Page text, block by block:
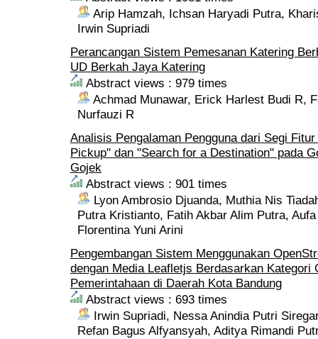
Arip Hamzah, Ichsan Haryadi Putra,
Irwin Supriadi
Perancangan Sistem Pemesanan Katering
UD Berkah Jaya Katering
Abstract views : 979 times
Achmad Munawar, Erick Harlest Budi R,
Nurfauzi R
Analisis Pengalaman Pengguna dari Segi
Pickup" dan "Search for a Destination" pada
Gojek
Abstract views : 901 times
Lyon Ambrosio Djuanda, Muthia Nis
Putra Kristianto, Fatih Akbar Alim Putra,
Florentina Yuni Arini
Pengembangan Sistem Menggunakan
dengan Media Leafletjs Berdasarkan Kategori
Pemerintahaan di Daerah Kota Bandung
Abstract views : 693 times
Irwin Supriadi, Nessa Anindia Putri
Refan Bagus Alfyansyah, Aditya Rimandi